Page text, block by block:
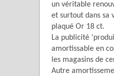
un véritable
et surtout dans sa
plaqué Or 18 ct.
La publicité
amortissable en
les magasins de
Autre